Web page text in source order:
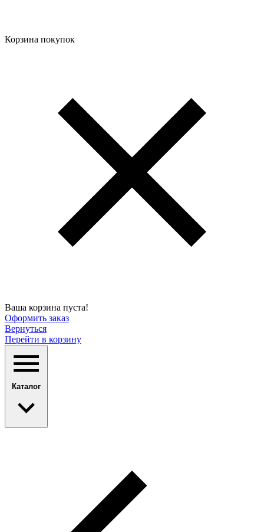
Корзина покупок
Ваша корзина пуста!
Оформить заказ
Вернуться
Перейти в корзину
Каталог